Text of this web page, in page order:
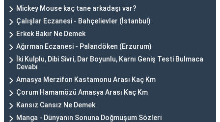
Mickey Mouse kaç tane arkadaşı var?
Çalışlar Eczanesi - Bahçelievler (İstanbul)
Erkek Bakır Ne Demek
Ağırman Eczanesi - Palandöken (Erzurum)
İki Kulplu, Dibi Sivri, Dar Boyunlu, Karnı Geniş Testi Bulmaca
Cevabı
Amasya Merzifon Kastamonu Arası Kaç Km
Çorum Hamamözü Amasya Arası Kaç Km
Kansız Cansız Ne Demek
Manga - Dünyanın Sonuna Doğmuşum Sözleri